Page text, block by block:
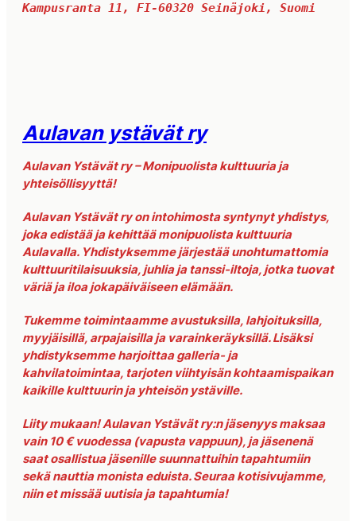
Kampusranta 11, FI-60320 Seinäjoki, Suomi
Aulavan ystävät ry
Aulavan Ystävät ry – Monipuolista kulttuuria ja
yhteisöllisyyttä!
Aulavan Ystävät ry on intohimosta syntynyt yhdistys,
joka edistää ja kehittää monipuolista kulttuuria
Aulavalla. Yhdistyksemme järjestää unohtumattomia
kulttuuritilaisuuksia, juhlia ja tanssi-iltoja, jotka tuovat
väriä ja iloa jokapäiväiseen elämään.
Tukemme toimintaamme avustuksilla, lahjoituksilla,
myyjäisillä, arpajaisilla ja varainkeräyksillä. Lisäksi
yhdistyksemme harjoittaa galleria- ja
kahvilatoimintaa, tarjoten viihtyisän kohtaamispaikan
kaikille kulttuurin ja yhteisön ystäville.
Liity mukaan! Aulavan Ystävät ry:n jäsenyys maksaa
vain 10 € vuodessa (vapusta vappuun), ja jäsenenä
saat osallistua jäsenille suunnattuihin tapahtumiin
sekä nauttia monista eduista. Seuraa kotisivujamme,
niin et missää uutisia ja tapahtumia!